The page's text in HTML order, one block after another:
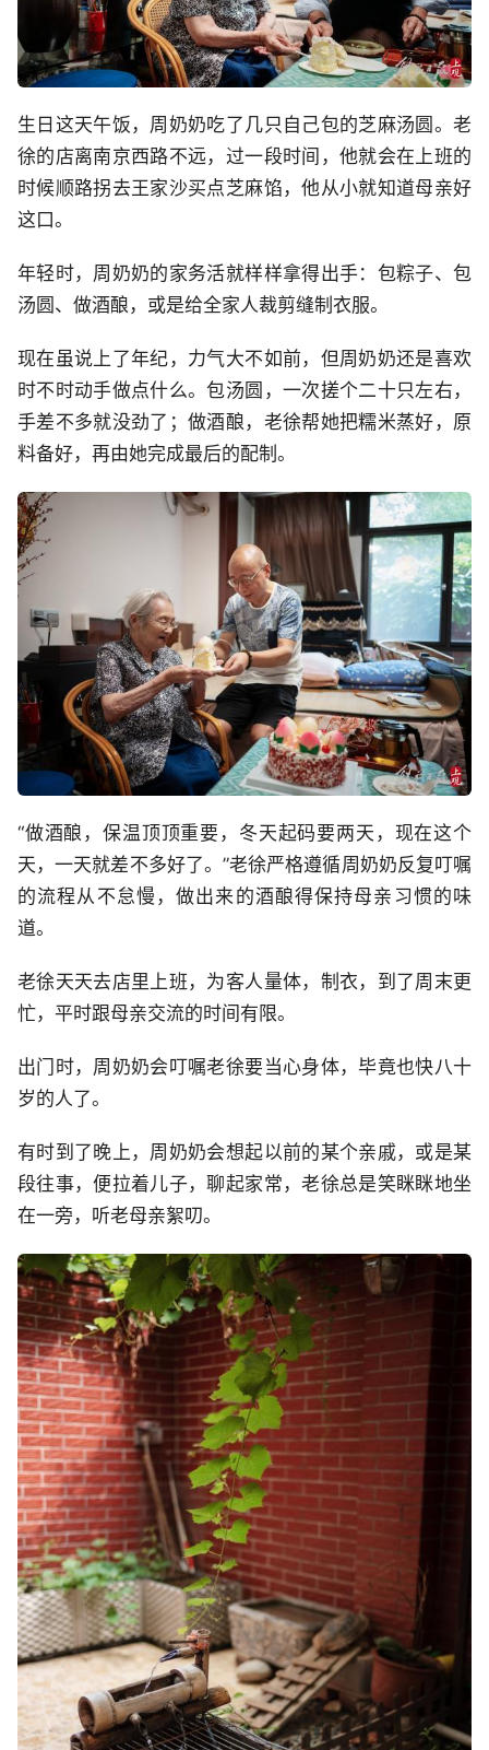
生日这天午饭，周奶奶吃了几只自己包的芝麻汤圆。老
徐的店离南京西路不远，过一段时间，他就会在上班的
时候顺路拐去王家沙买点芝麻馅，他从小就知道母亲好
这口。
年轻时，周奶奶的家务活就样样拿得出手：包粽子、包
汤圆、做酒酿，或是给全家人裁剪缝制衣服。
现在虽说上了年纪，力气大不如前，但周奶奶还是喜欢
时不时动手做点什么。包汤圆，一次搓个二十只左右，
手差不多就没劲了；做酒酿，老徐帮她把糯米蒸好，原
料备好，再由她完成最后的配制。
“做酒酿，保温顶顶重要，冬天起码要两天，现在这个
天，一天就差不多好了。”老徐严格遵循周奶奶反复叮嘱
的流程从不怠慢，做出来的酒酿得保持母亲习惯的味
道。
老徐天天去店里上班，为客人量体，制衣，到了周末更
忙，平时跟母亲交流的时间有限。
出门时，周奶奶会叮嘱老徐要当心身体，毕竟也快八十
岁的人了。
有时到了晚上，周奶奶会想起以前的某个亲戚，或是某
段往事，便拉着儿子，聊起家常，老徐总是笑眯眯地坐
在一旁，听老母亲絮叨。